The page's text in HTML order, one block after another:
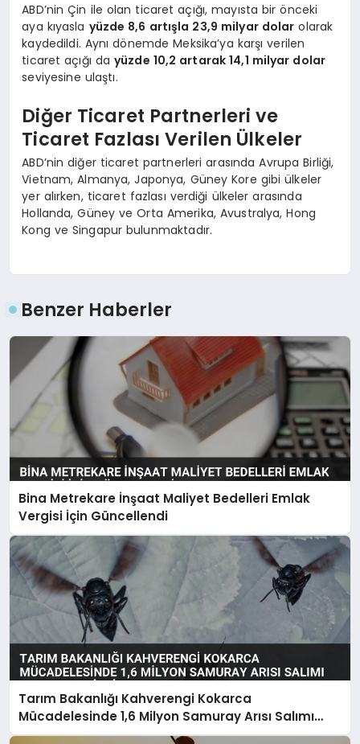
ABD’nin Çin ile olan ticaret açığı, mayısta bir önceki
aya kıyasla yüzde 8,6 artışla 23,9 milyar dolar olarak
kaydedildi. Aynı dönemde Meksika’ya karşı verilen
ticaret açığı dayüzde 10,2 artarak 14,1 milyar dolar
seviyesine ulaştı.
Diğer Ticaret Partnerleri ve
Ticaret Fazlası Verilen Ülkeler
ABD’nin diğer ticaret partnerleri arasında Avrupa Birliği,
Vietnam, Almanya, Japonya, Güney Kore gibi ülkeler
yer alırken, ticaret fazlası verdiği ülkeler arasında
Hollanda, Güney ve Orta Amerika, Avustralya, Hong
Kong ve Singapur bulunmaktadır.
Benzer Haberler
Bina Metrekare İnşaat Maliyet Bedelleri Emlak
Vergisi İçin Güncellendi
Tarım Bakanlığı Kahverengi Kokarca
Mücadelesinde 1,6 Milyon Samuray Arısı Salımı
Gerçekleştirdi